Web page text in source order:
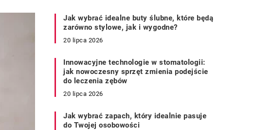
Jak wybrać idealne buty ślubne, które będą
zarówno stylowe, jak i wygodne?
20 lipca 2026
Innowacyjne technologie w stomatologii:
jak nowoczesny sprzęt zmienia podejście
do leczenia zębów
20 lipca 2026
Jak wybrać zapach, który idealnie pasuje
do Twojej osobowości